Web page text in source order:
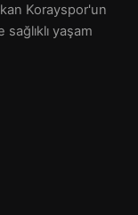
Korayspor'un
yaşam